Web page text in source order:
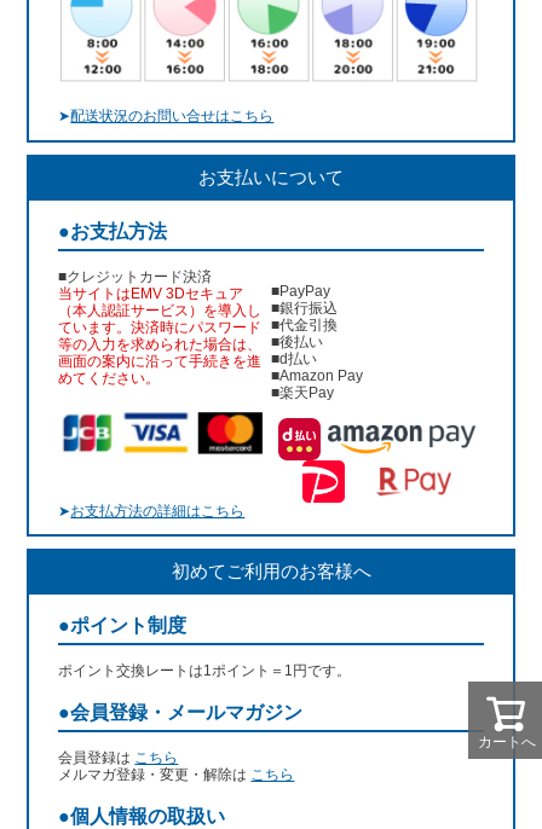
カートへ
➤配送状況のお問い合せはこちら
お支払いについて
●お支払方法
■クレジットカード決済
当サイトはEMV 3Dセキュア
（本人認証サービス）を導入し
ています。決済時にパスワード
等の入力を求められた場合は、
画面の案内に沿って手続きを進
めてください。
■PayPay
■銀行振込
■代金引換
■後払い
■d払い
■Amazon Pay
■楽天Pay
➤お支払方法の詳細はこちら
初めてご利用のお客様へ
●ポイント制度
ポイント交換レートは1ポイント＝1円です。
●会員登録・メールマガジン
会員登録は こちら
メルマガ登録・変更・解除は こちら
●個人情報の取扱い